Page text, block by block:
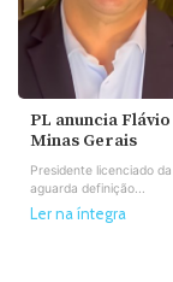
PL anuncia
Minas Gerais
Presidente licenciado
aguarda definição...
Ler na íntegra